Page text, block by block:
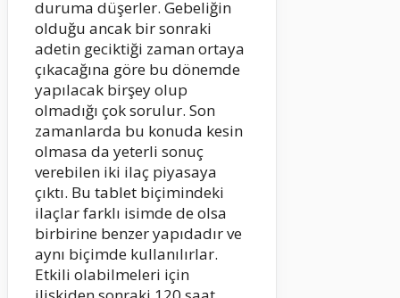
duruma düşerler. Gebeliğin
olduğu ancak bir sonraki
adetin geciktiği zaman ortaya
çıkacağına göre bu dönemde
yapılacak birşey olup
olmadığı çok sorulur. Son
zamanlarda bu konuda kesin
olmasa da yeterli sonuç
verebilen iki ilaç piyasaya
çıktı. Bu tablet biçimindeki
ilaçlar farklı isimde de olsa
birbirine benzer yapıdadır ve
aynı biçimde kullanılırlar.
Etkili olabilmeleri için